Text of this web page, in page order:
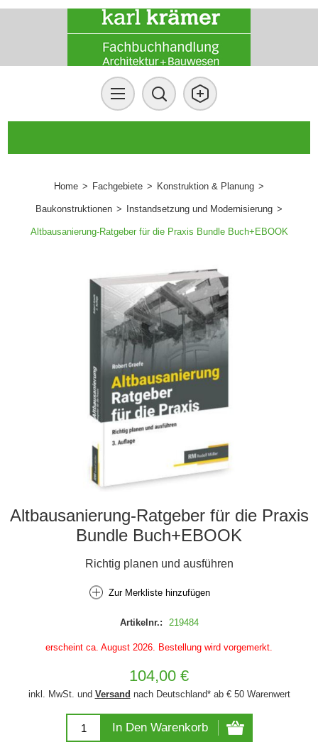
Home > Fachgebiete > Konstruktion & Planung >
Baukonstruktionen > Instandsetzung und Modernisierung >
Altbausanierung-Ratgeber für die Praxis Bundle Buch+EBOOK
Altbausanierung-Ratgeber für die Praxis
Bundle Buch+EBOOK
Richtig planen und ausführen
Zur Merkliste hinzufügen
Artikelnr.: 219484
erscheint ca. August 2026. Bestellung wird vorgemerkt.
104,00 €
inkl. MwSt. und Versand nach Deutschland* ab € 50 Warenwert
In Den Warenkorb